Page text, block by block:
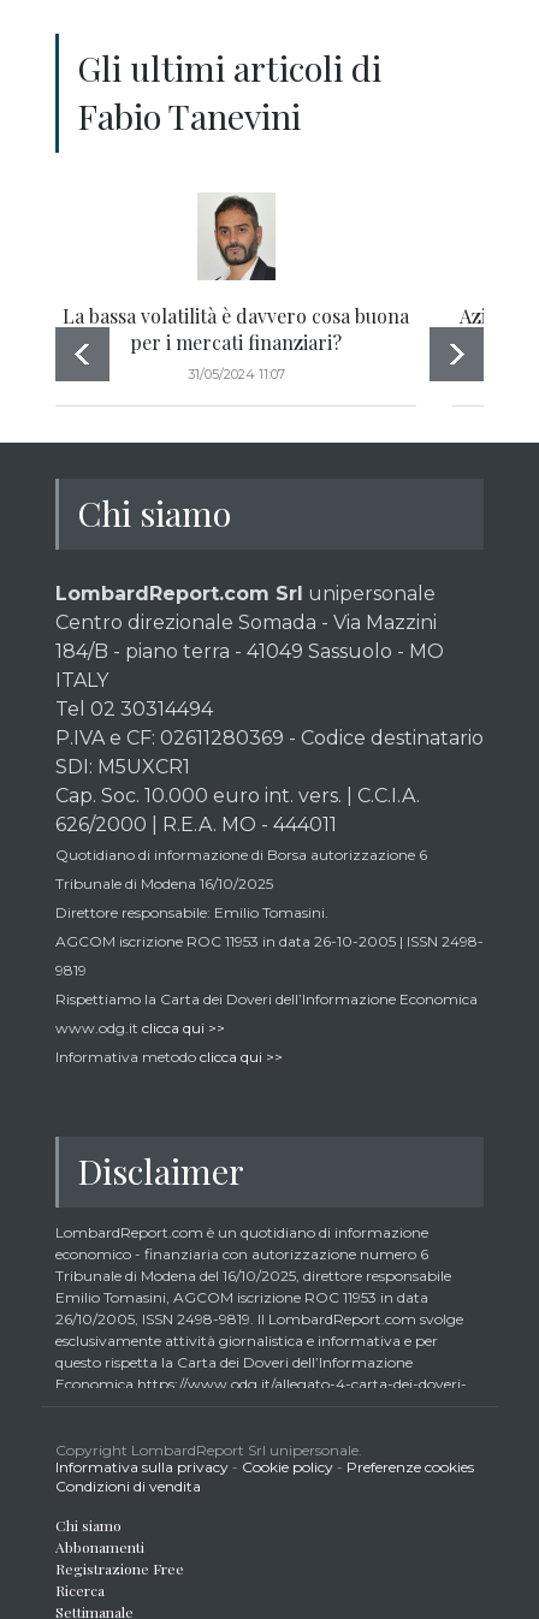
Gli ultimi articoli di
Fabio Tanevini
La bassa volatilità è davvero cosa buona
per i mercati finanziari?
31/05/2024 11:07
Azioni,
Chi siamo
LombardReport.com Srl unipersonale
Centro direzionale Somada - Via Mazzini
184/B - piano terra - 41049 Sassuolo - MO
ITALY
Tel 02 30314494
P.IVA e CF: 02611280369 - Codice destinatario
SDI: M5UXCR1
Cap. Soc. 10.000 euro int. vers. | C.C.I.A.
626/2000 | R.E.A. MO - 444011
Quotidiano di informazione di Borsa autorizzazione 6
Tribunale di Modena 16/10/2025
Direttore responsabile: Emilio Tomasini.
AGCOM iscrizione ROC 11953 in data 26-10-2005 | ISSN 2498-
9819
Rispettiamo la Carta dei Doveri dell’Informazione Economica
www.odg.it clicca qui >>
Informativa metodo clicca qui >>
Disclaimer
LombardReport.com è un quotidiano di informazione
economico - finanziaria con autorizzazione numero 6
Tribunale di Modena del 16/10/2025, direttore responsabile
Emilio Tomasini, AGCOM iscrizione ROC 11953 in data
26/10/2005, ISSN 2498-9819. Il LombardReport.com svolge
esclusivamente attività giornalistica e informativa e per
questo rispetta la Carta dei Doveri dell’Informazione
Economica https://www.odg.it/allegato-4-carta-dei-doveri-
essere consapevoli che i collaboratori di LombardReport.com
iscritti all’Ordine dei Giornalisti non possono detenere i titoli
oggetto dei loro articoli mentre i collaboratori non giornalisti
trader retail e comunque inferiori allo 0,5% del capitale, gli
strumenti finanziari oggetto dei loro articoli creando così un
potenziale conflitto di interesse con i lettori stessi. L’accesso al
presente sito implica la conoscenza e la piena accettazione
Copyright LombardReport Srl unipersonale.
Informativa sulla privacy - Cookie policy - Preferenze cookies
Condizioni di vendita
Chi siamo
Abbonamenti
Registrazione Free
Ricerca
Settimanale